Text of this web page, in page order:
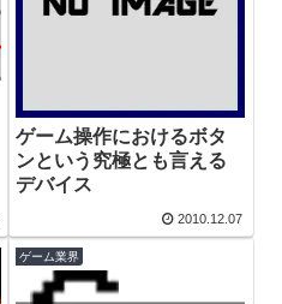
ゲーム操作におけるボタ
ンという究極とも言える
デバイス
2010.12.07
ゲーム業界